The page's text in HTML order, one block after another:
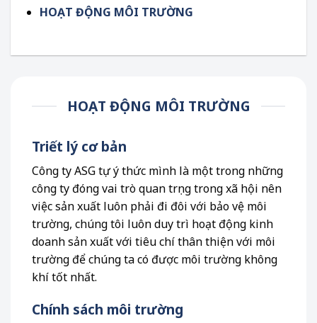
HOẠT ĐỘNG MÔI TRƯỜNG
HOẠT ĐỘNG MÔI TRƯỜNG
Triết lý cơ bản
Công ty ASG tự ý thức mình là một trong những
công ty đóng vai trò quan trọng trong xã hội nên
việc sản xuất luôn phải đi đôi với bảo vệ môi
trường, chúng tôi luôn duy trì hoạt động kinh
doanh sản xuất với tiêu chí thân thiện với môi
trường để chúng ta có được môi trường không
khí tốt nhất.
Chính sách môi trường